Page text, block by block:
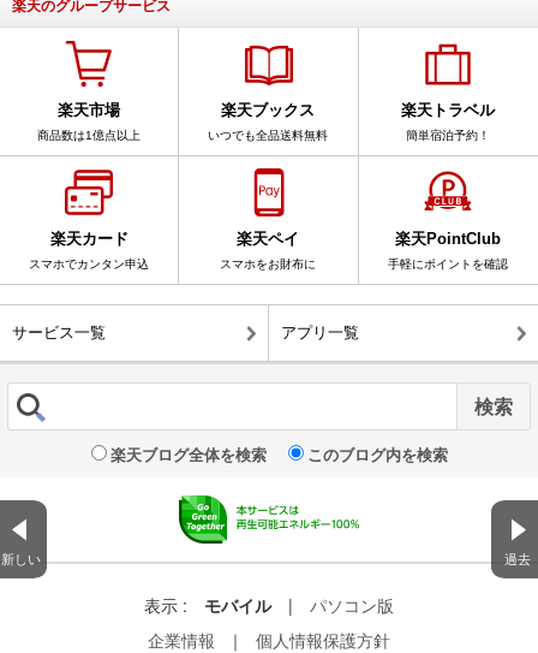
新しい 過去
楽天のグループサービス
楽天市場
商品数は1億点以上
楽天ブックス
いつでも全品送料無料
楽天トラベル
簡単宿泊予約！
楽天カード
スマホでカンタン申込
楽天ペイ
スマホをお財布に
楽天PointClub
手軽にポイントを確認
サービス一覧 アプリ一覧
楽天ブログ全体を検索 このブログ内を検索
表示 : モバイル |
パソコン版
企業情報
｜ 個人情報保護方針